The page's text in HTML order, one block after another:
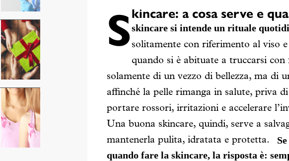
Skincare: a cosa serve e
skincare si intende un rituale
solitamente con riferimento al viso
quando si è abituate a truccarsi
solamente di un vezzo di bellezza, ma di
affinché la pelle rimanga in salute, priva
portare rossori, irritazioni e accelerare
Una buona skincare, quindi, serve a
mantenerla pulita, idratata e protetta.
quando fare la skincare, la risposta è: